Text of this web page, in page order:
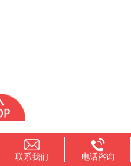
联系我们 电话咨询